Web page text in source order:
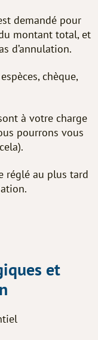
demandé pour
montant total, et
d’annulation.
chèque,
à votre charge
pourrons vous
réglé au plus tard
et